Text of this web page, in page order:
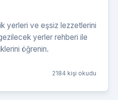
yerleri ve eşsiz lezzetlerini
yerler rehberi ile
öğrenin.
2184 kişi okudu